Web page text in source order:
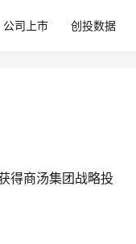
公司上市 创投数据
得商汤集团战略投